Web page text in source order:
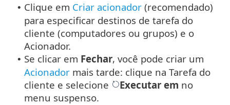
• Clique em Criar acionador (recomendado)
para especificar destinos de tarefa do
cliente (computadores ou grupos) e o
Acionador.
• Se clicar em Fechar, você pode criar um
Acionador mais tarde: clique na Tarefa do
cliente e selecione
Executar em no
menu suspenso.